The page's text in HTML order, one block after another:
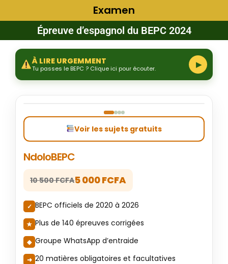
Examen
Épreuve d’espagnol du BEPC 2024
À LIRE URGEMMENT
Tu passes le BEPC ? Clique ici pour écouter. ▶
Voir les sujets gratuits
NdoloBEPC
10 500 FCFA5 000 FCFA
BEPC officiels de 2020 à 2026
Plus de 140 épreuves corrigées
Groupe WhatsApp d’entraide
20 matières obligatoires et facultatives